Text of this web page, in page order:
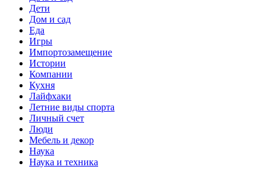
Дети
Дом и сад
Еда
Игры
Импортозамещение
Истории
Компании
Кухня
Лайфхаки
Летние виды спорта
Личный счет
Люди
Мебель и декор
Наука
Наука и техника